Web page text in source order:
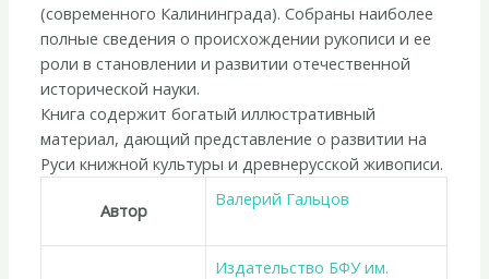
(современного Калининграда). Собраны наиболее
полные сведения о происхождении рукописи и ее
роли в становлении и развитии отечественной
исторической науки.
Книга содержит богатый иллюстративный
материал, дающий представление о развитии на
Руси книжной культуры и древнерусской живописи.
Автор
Валерий Гальцов
Издательство БФУ им.